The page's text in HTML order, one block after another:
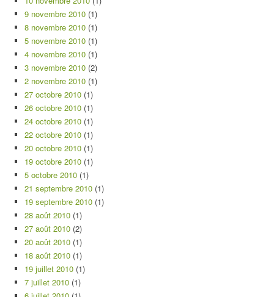
9 novembre 2010 (1)
8 novembre 2010 (1)
5 novembre 2010 (1)
4 novembre 2010 (1)
3 novembre 2010 (2)
2 novembre 2010 (1)
27 octobre 2010 (1)
26 octobre 2010 (1)
24 octobre 2010 (1)
22 octobre 2010 (1)
20 octobre 2010 (1)
19 octobre 2010 (1)
5 octobre 2010 (1)
21 septembre 2010 (1)
19 septembre 2010 (1)
28 août 2010 (1)
27 août 2010 (2)
20 août 2010 (1)
18 août 2010 (1)
19 juillet 2010 (1)
7 juillet 2010 (1)